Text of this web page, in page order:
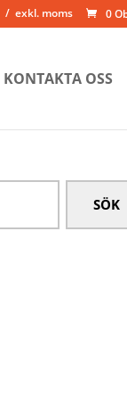
0
exkl. moms
KONTAKTA OSS